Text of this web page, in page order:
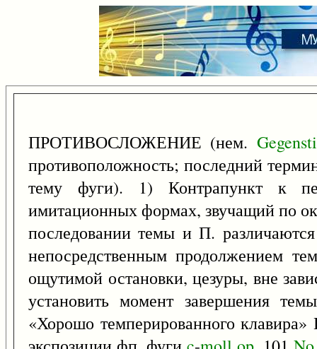
ПРОТИВОСЛОЖЕНИЕ (нем.
противоположность; последний
тему фуги). 1) Контрапункт к
имитационных формах, звучащий по
последовании темы и П.
непосредственным продолжением
ощутимой остановки, цезуры, вне
установить момент завершения
«Хорошо темперированного